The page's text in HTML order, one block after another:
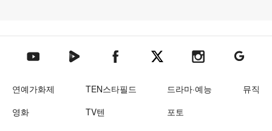
텐아시아 유튜브텐아시아 네이버TV텐아시아 페이스북텐아시아 엑스텐아시아 인스타그램
텐아시아
연예가화제 TEN스타필드 드라마·예능
뮤직
영화
TV텐 포토